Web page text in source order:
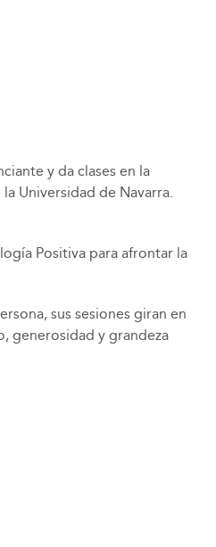
y da clases en la
Universidad de Navarra.
Positiva para afrontar la
sus sesiones giran en
generosidad y grandeza